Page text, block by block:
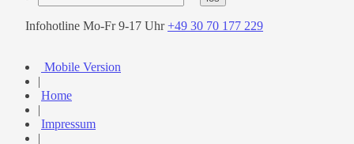
Infohotline Mo-Fr 9-17 Uhr+49 30 70 177 229
Mobile Version
|
Home
|
Impressum
|